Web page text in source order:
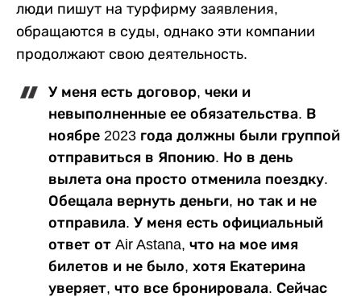
люди пишут на турфирму заявления,
обращаются в суды, однако эти компании
продолжают свою деятельность.
У меня есть договор, чеки и
невыполненные ее обязательства. В
ноябре 2023 года должны были группой
отправиться в Японию. Но в день
вылета она просто отменила поездку.
Обещала вернуть деньги, но так и не
отправила. У меня есть официальный
ответ от Air Astana, что на мое имя
билетов и не было, хотя Екатерина
уверяет, что все бронировала. Сейчас